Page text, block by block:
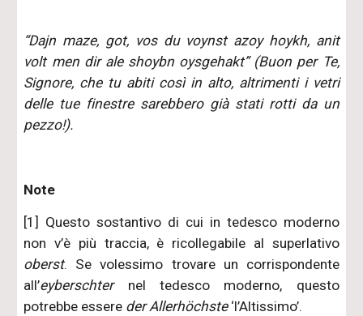
“Dajn maze, got, vos du voynst azoy hoykh, anit
volt men dir ale shoybn oysgehakt” (Buon per Te,
Signore, che tu abiti così in alto, altrimenti i vetri
delle tue finestre sarebbero già stati rotti da un
pezzo!).
Note
[1] Questo sostantivo di cui in tedesco moderno
non v’è più traccia, è ricollegabile al superlativo
oberst. Se volessimo trovare un corrispondente
all’eyberschternel tedesco moderno, questo
potrebbe essere der Allerhöchste‘l’Altissimo’.